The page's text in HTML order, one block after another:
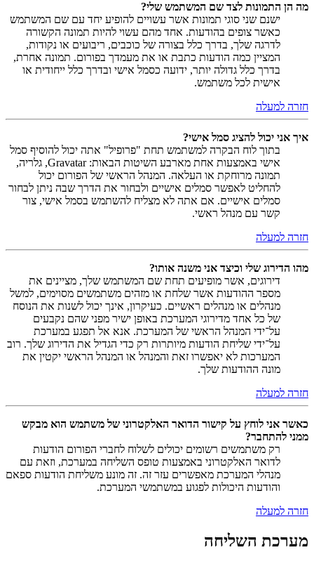
מה הן התמונות לצד שם המשתמש שלי?
ישנם שני סוגי תמונות אשר עשויים להופיע יחד עם שם המשתמש
כאשר צופים בהודעות. אחד מהם עשוי להיות תמונה הקשורה
לדרגה שלך, בדרך כלל בצורה של כוכבים, ריבועים או נקודות,
המציין כמה הודעות כתבת או את מעמדך בפורום. תמונה אחרת,
בדרך כלל גדולה יותר, ידועה כסמל אישי ובדרך כלל ייחודית או
אישית לכל משתמש.
חזרה למעלה
איך אני יכול להציג סמל אישי?
בתוך לוח הבקרה למשתמש תחת "פרופיל" אתה יכול להוסיף סמל
אישי באמצעות אחת מארבע השיטות הבאות: Gravatar, גלריה,
תמונה מרוחקת או העלאה. המנהל הראשי של הפורום יכול
להחליט לאפשר סמלים אישיים ולבחור את הדרך שבה ניתן לבחור
סמלים אישיים. אם אתה לא מצליח להשתמש בסמל אישי, צור
קשר עם מנהל ראשי.
חזרה למעלה
מהו הדירוג שלי וכיצד אני משנה אותו?
דירוגים, אשר מופיעים תחת שם המשתמש שלך, מציינים את
מספר ההודעות אשר שלחת או מזהים משתמשים מסוימים, למשל
מנהלים או מנהלים ראשיים. כעיקרון, אינך יכול לשנות את הנוסח
של כל אחד מדירוגי המערכת באופן ישיר מפני שהם נקבעים
על־ידי המנהל הראשי של המערכת. אנא אל תפגע במערכת
על־ידי שליחת הודעות מיותרות רק כדי הגדיל את הדירוג שלך. רוב
המערכות לא יאפשרו זאת והמנהל או המנהל הראשי יקטין את
מונה ההודעות שלך.
חזרה למעלה
כאשר אני לוחץ על קישור הדואר האלקטרוני של משתמש הוא מבקש
ממני להתחבר?
רק משתמשים רשומים יכולים לשלוח לחברי הפורום הודעות
לדואר האלקטרוני באמצעות טופס השליחה במערכת, וזאת עם
מנהלי המערכת מאפשרים עזר זה. זה מונע משליחת הודעות ספאם
והודעות היכולות לפגוע במשתמשי המערכת.
חזרה למעלה
מערכת השליחה